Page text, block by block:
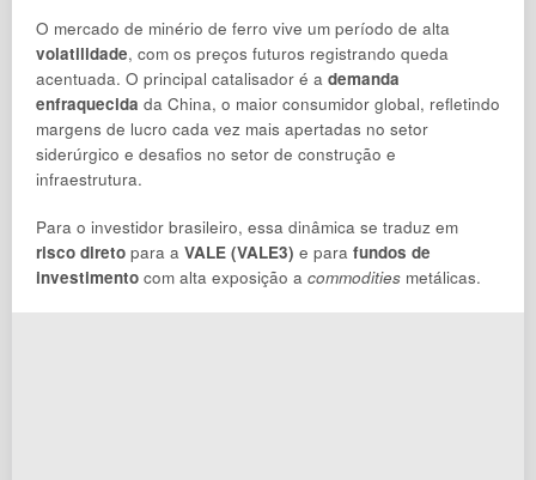
O mercado de minério de ferro vive um período de alta
volatilidade, com os preços futuros registrando queda
acentuada. O principal catalisador é a demanda
enfraquecida da China, o maior consumidor global, refletindo
margens de lucro cada vez mais apertadas no setor
siderúrgico e desafios no setor de construção e
infraestrutura.
Para o investidor brasileiro, essa dinâmica se traduz em
risco direto para a VALE (VALE3) e para fundos de
investimento com alta exposição a commodities metálicas.